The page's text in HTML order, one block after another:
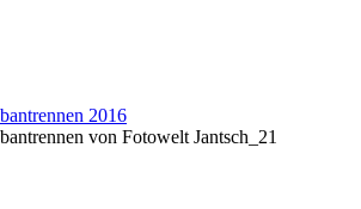
2016
von Fotowelt Jantsch_21